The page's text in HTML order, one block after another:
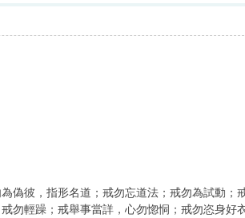
彼，指形名道；戒勿忘道法；戒勿為試動；戒
勿輕躁；戒舉事當詳，心勿惚恫；戒勿恣身好